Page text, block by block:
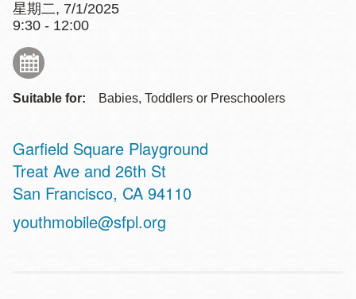
星期二, 7/1/2025
9:30 - 12:00
Suitable for: Babies, Toddlers or Preschoolers
Garfield Square Playground
Address
Treat Ave and 26th St
San Francisco, CA 94110
youthmobile@sfpl.org